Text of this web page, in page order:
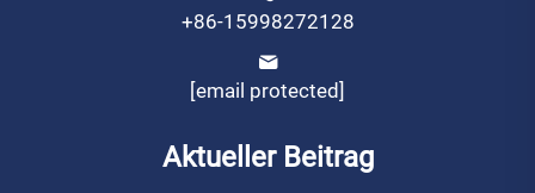
+86-15998272128
[email protected]
Aktueller Beitrag